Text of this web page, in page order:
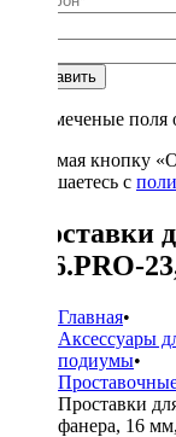
Отправить
* - отмеченые поля
Нажимая кнопку
соглашаетесь с
Проставки
M16.PRO-
Главная•
Аксессуары
подиумы•
Проставки
фанера, 16